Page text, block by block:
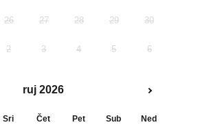
26 27 28 29 30
2 3 4 5 6
ruj 2026
Sri Čet Pet Sub Ned